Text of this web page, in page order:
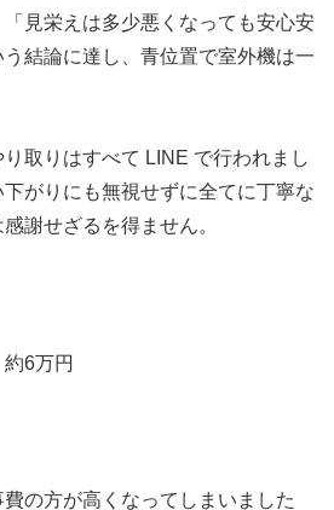
見栄えは多少悪くなっても安心安
結論に達し、青位置で室外機は一
取りはすべて LINE で行われまし
がりにも無視せずに全てに丁寧な
謝せざるを得ません。
6万円
の方が高くなってしまいました